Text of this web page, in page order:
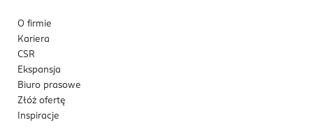
O firmie
Kariera
CSR
Ekspansja
Biuro prasowe
Złóż ofertę
Inspiracje